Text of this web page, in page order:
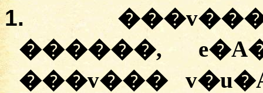
1.
���
������,
���v���